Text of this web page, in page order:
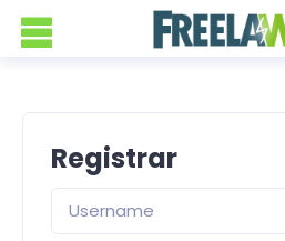
Registrar